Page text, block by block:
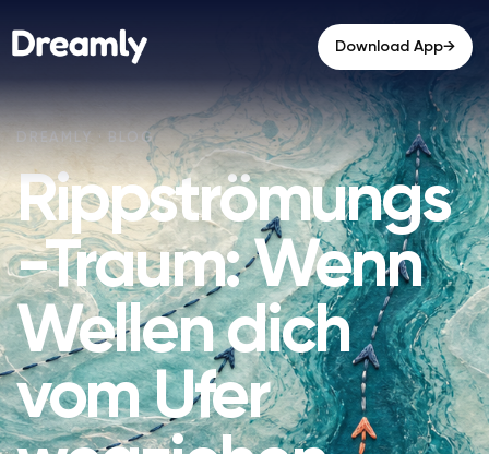
Download App→
Rippströmungs
-Traum: Wenn
Wellen dich
vom Ufer